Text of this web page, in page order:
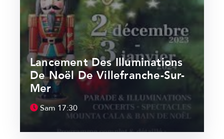
Lancement Des Illuminations
De Noël De Villefranche-Sur-
Mer
Sam 17:30